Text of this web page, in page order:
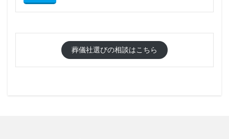
葬儀社選びの相談はこちら